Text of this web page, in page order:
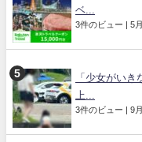
ベ...
3件のビュー | 5
「少女がい
上...
3件のビュー | 9